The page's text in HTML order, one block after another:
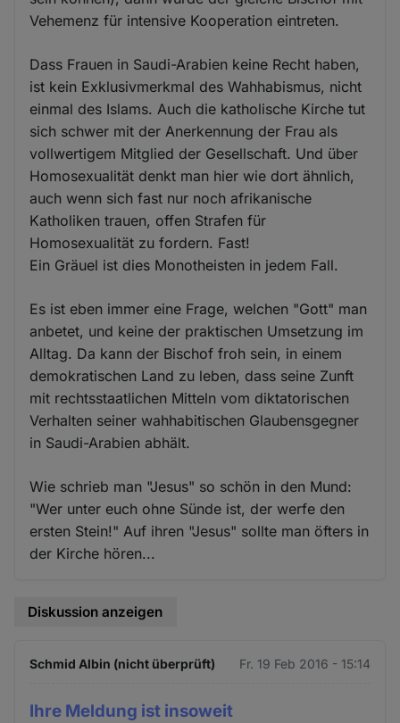
Vehemenz für intensive Kooperation eintreten.
Dass Frauen in Saudi-Arabien keine Recht haben,
ist kein Exklusivmerkmal des Wahhabismus, nicht
einmal des Islams. Auch die katholische Kirche tut
sich schwer mit der Anerkennung der Frau als
vollwertigem Mitglied der Gesellschaft. Und über
Homosexualität denkt man hier wie dort ähnlich,
auch wenn sich fast nur noch afrikanische
Katholiken trauen, offen Strafen für
Homosexualität zu fordern. Fast!
Ein Gräuel ist dies Monotheisten in jedem Fall.
Es ist eben immer eine Frage, welchen "Gott" man
anbetet, und keine der praktischen Umsetzung im
Alltag. Da kann der Bischof froh sein, in einem
demokratischen Land zu leben, dass seine Zunft
mit rechtsstaatlichen Mitteln vom diktatorischen
Verhalten seiner wahhabitischen Glaubensgegner
in Saudi-Arabien abhält.
Wie schrieb man "Jesus" so schön in den Mund:
"Wer unter euch ohne Sünde ist, der werfe den
ersten Stein!" Auf ihren "Jesus" sollte man öfters in
der Kirche hören...
Diskussion anzeigen
Schmid Albin (nicht überprüft) Fr. 19 Feb 2016 - 15:14
Ihre Meldung ist insoweit